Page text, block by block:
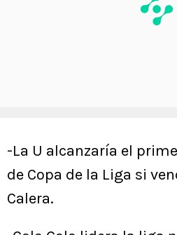
-La U alcanzaría el
de Copa de la Liga si
Calera.